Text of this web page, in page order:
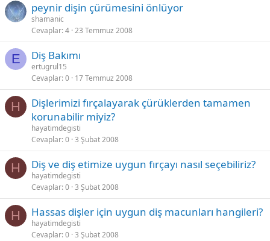
peynir dişin çürümesini önlüyor
shamanic
Cevaplar 4 23 Temmuz 2008
E Diş Bakımı
ertugrul15
Cevaplar 0 17 Temmuz 2008
H
Dişlerimizi fırçalayarak çürüklerden tamamen
korunabilir miyiz?
hayatimdegisti
Cevaplar 0 3 Şubat 2008
H Diş ve diş etimize uygun fırçayı nasıl seçebiliriz?
hayatimdegisti
Cevaplar 0 3 Şubat 2008
H Hassas dişler için uygun diş macunları hangileri?
hayatimdegisti
Cevaplar 0 3 Şubat 2008